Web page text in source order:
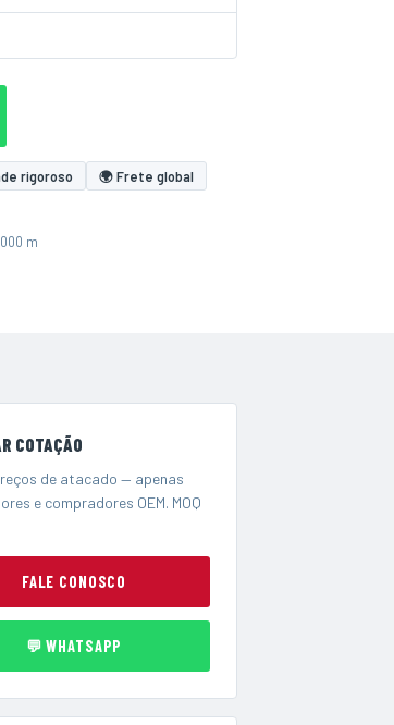
rigoroso
🌍 Frete global
m
COTAÇÃO
de atacado — apenas
e compradores OEM. MOQ
FALE CONOSCO
💬 WHATSAPP